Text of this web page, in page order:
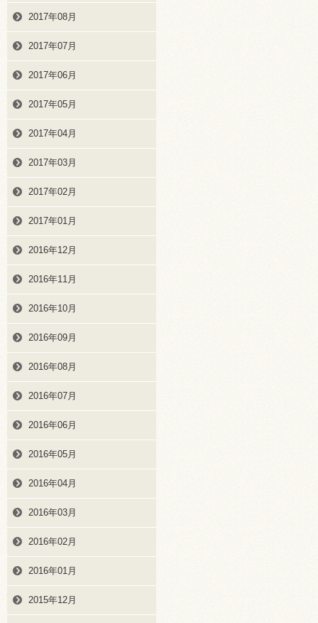
2017年08月
2017年07月
2017年06月
2017年05月
2017年04月
2017年03月
2017年02月
2017年01月
2016年12月
2016年11月
2016年10月
2016年09月
2016年08月
2016年07月
2016年06月
2016年05月
2016年04月
2016年03月
2016年02月
2016年01月
2015年12月